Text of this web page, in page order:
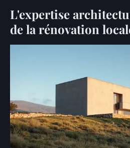
L'expertise
de la rénovation